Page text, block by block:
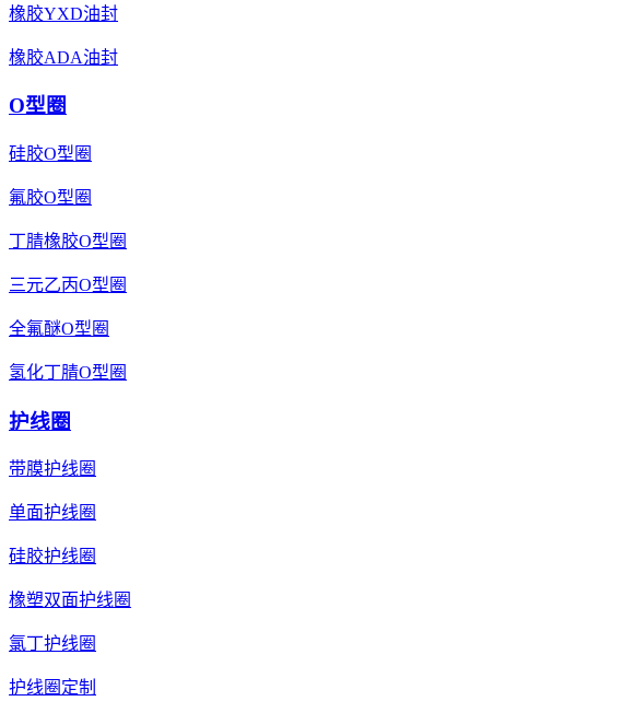
橡胶YXD油封
橡胶ADA油封
O型圈
硅胶O型圈
氟胶O型圈
丁腈橡胶O型圈
三元乙丙O型圈
全氟醚O型圈
氢化丁腈O型圈
护线圈
带膜护线圈
单面护线圈
硅胶护线圈
橡塑双面护线圈
氯丁护线圈
护线圈定制